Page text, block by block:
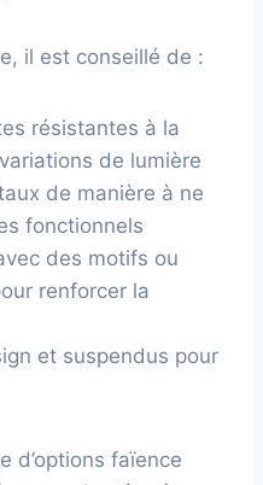
il est conseillé de :
résistantes à la
de lumière
de manière à ne
fonctionnels
des motifs ou
renforcer la
et suspendus pour
d’options faïence